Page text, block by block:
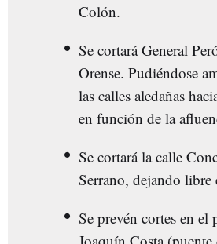
Colón.
Se cortará General
Orense. Pudiéndose
las calles aledañas
en función de la
Se cortará la calle
Serrano, dejando libre
Se prevén cortes en el